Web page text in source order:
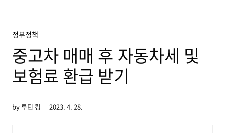
정부정책
중고차 매매 후 자동차세 및
보험료 환급 받기
by 루틴 킹 2023. 4. 28.